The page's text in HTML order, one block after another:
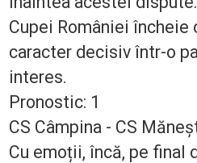
Cupei României încheie
caracter decisiv într-o
interes.
Pronostic: 1
CS Câmpina - CS
Cu emoții, încă, pe final